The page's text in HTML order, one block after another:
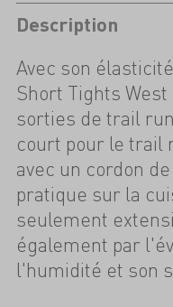
Description
Avec son
Short Tights
sorties de trail
court pour le trail
avec un cordon
pratique sur la
seulement
également par
l'humidité et son